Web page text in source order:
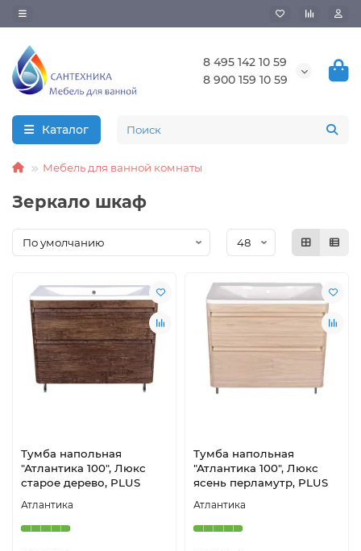
8 495 142 10 59
8 900 159 10 59
Каталог
Мебель для ванной комнаты
Зеркало шкаф
Тумба напольная
"Атлантика 100", Люкс
старое дерево, PLUS
Атлантика
Тумба напольная
"Атлантика 100", Люкс
ясень перламутр, PLUS
Атлантика